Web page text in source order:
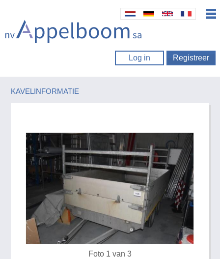
Log in Registreer
KAVELINFORMATIE
Foto 1 van 3